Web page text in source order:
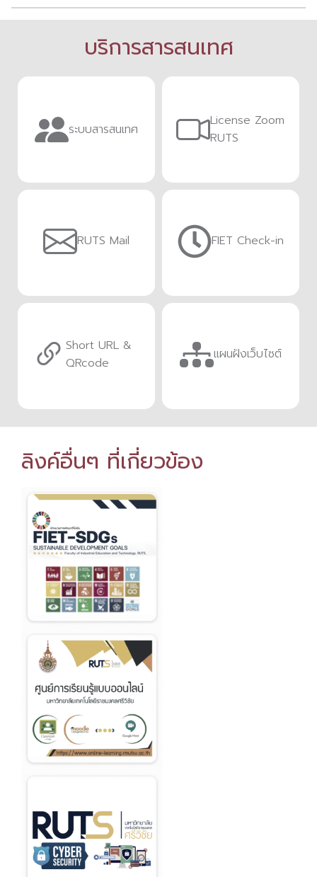
บริการสารสนเทศ
ระบบสารสนเทศ
License Zoom
RUTS
RUTS Mail FIET Check-in
Short URL &
QRcode
แผนฝังเว็บไซต์
ลิงค์อื่นๆ ที่เกี่ยวข้อง